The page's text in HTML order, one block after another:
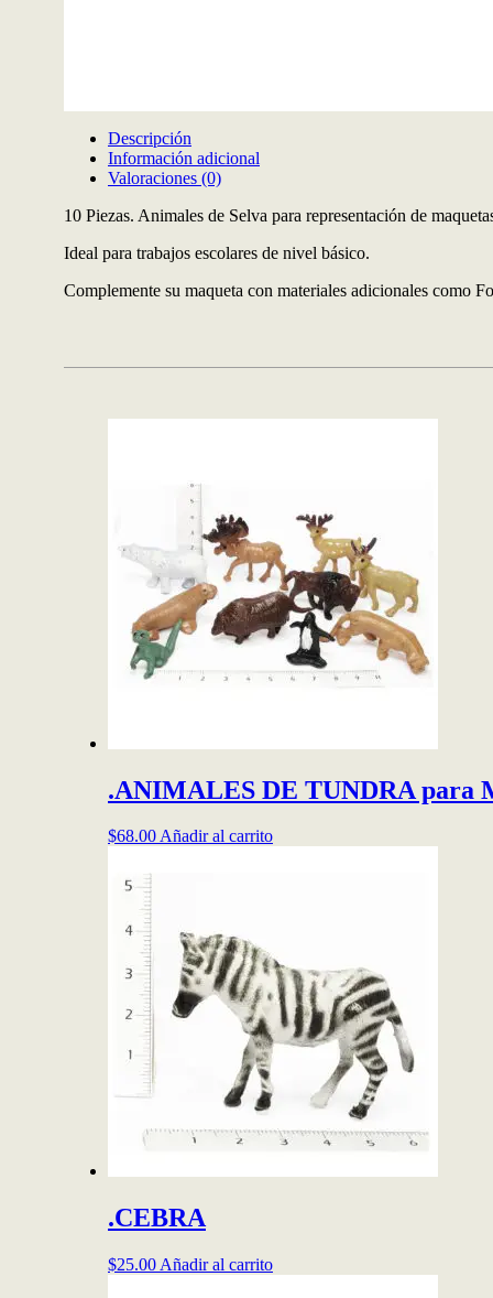
Descripción
Información adicional
Valoraciones (0)
10 Piezas. Animales de Selva para representación de
Ideal para trabajos escolares de nivel básico.
Complemente su maqueta con materiales adicionales como
.ANIMALES DE TUNDRA para
$68.00Añadir al carrito
.CEBRA
$25.00 Añadir al carrito